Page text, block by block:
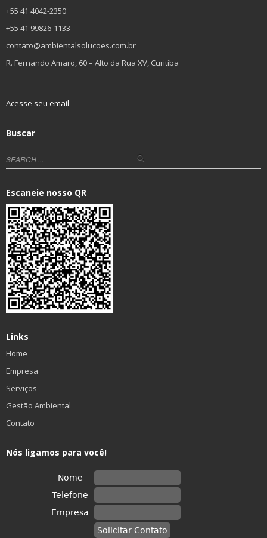
+55 41 4042-2350
+55 41 99826-1133
contato@ambientalsolucoes.com.br
R. Fernando Amaro, 60 – Alto da Rua XV, Curitiba
Acesse seu email
Buscar
Escaneie nosso QR
Links
Home
Empresa
Serviços
Gestão Ambiental
Contato
Nós ligamos para você!